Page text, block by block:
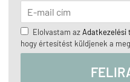
Elolvastam azAdatkezelési
hogy értesítést küldjenek a